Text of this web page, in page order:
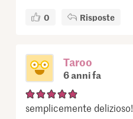
0 Risposte
Taroo
6 anni fa
semplicemente delizioso!